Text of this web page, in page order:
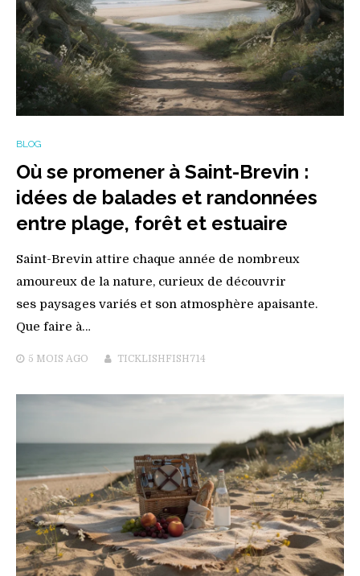
BLOG
Où se promener à Saint-Brevin :
idées de balades et randonnées
entre plage, forêt et estuaire
Saint-Brevin attire chaque année de nombreux
amoureux de la nature, curieux de découvrir
ses paysages variés et son atmosphère apaisante.
Que faire à…
5 MOIS AGO TICKLISHFISH714